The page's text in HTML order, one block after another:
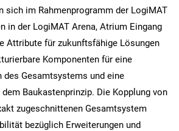
sich im Rahmenprogramm der LogiMAT
in der LogiMAT Arena, Atrium Eingang
Attribute für zukunftsfähige Lösungen
Komponenten für eine
des Gesamtsystems und eine
Baukastenprinzip. Die Kopplung von
zugeschnittenen Gesamtsystem
bezüglich Erweiterungen und